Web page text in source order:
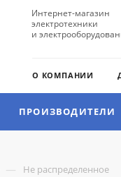
Интернет-магазин
электротехники
и
О КОМПАНИИ
ПРОИЗВОДИТЕЛИ
— Не распределенное